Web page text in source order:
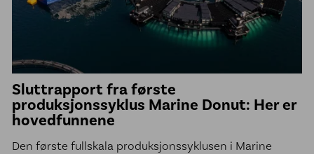
Sluttrapport fra første
produksjonssyklus Marine Donut: Her er
hovedfunnene
Den første fullskala produksjonssyklusen i Marine